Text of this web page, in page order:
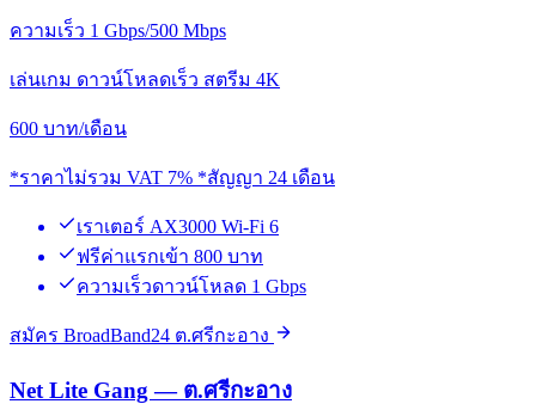
ความเร็ว 1 Gbps/500 Mbps
เล่นเกม ดาวน์โหลดเร็ว สตรีม 4K
600 บาท/เดือน
*ราคาไม่รวม VAT 7% *สัญญา 24 เดือน
เราเตอร์ AX3000 Wi-Fi 6
ฟรีค่าแรกเข้า 800 บาท
ความเร็วดาวน์โหลด 1 Gbps
สมัคร BroadBand24 ต.ศรีกะอาง
Net Lite Gang — ต.ศรีกะอาง